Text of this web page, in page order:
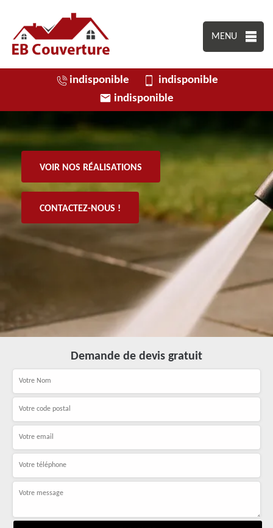
MENU
indisponible
indisponible
indisponible
VOIR NOS RÉALISATIONS
CONTACTEZ-NOUS !
Demande de devis gratuit